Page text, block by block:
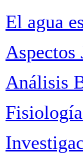
El agua
Análisis